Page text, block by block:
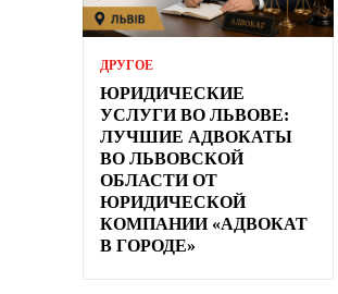
ДРУГОЕ
ЮРИДИЧЕСКИЕ
УСЛУГИ ВО ЛЬВОВЕ:
ЛУЧШИЕ АДВОКАТЫ
ВО ЛЬВОВСКОЙ
ОБЛАСТИ ОТ
ЮРИДИЧЕСКОЙ
КОМПАНИИ «АДВОКАТ
В ГОРОДЕ»